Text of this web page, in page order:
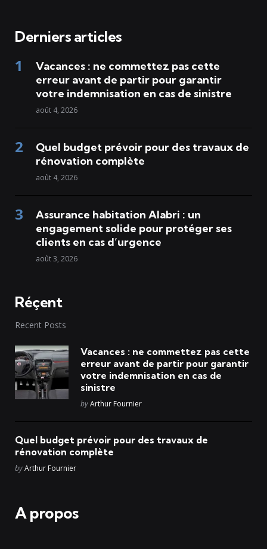
Derniers articles
Vacances : ne commettez pas cette
erreur avant de partir pour garantir
votre indemnisation en cas de sinistre
août 4, 2026
Quel budget prévoir pour des travaux de
rénovation complète
août 4, 2026
Assurance habitation Alabri : un
engagement solide pour protéger ses
clients en cas d’urgence
août 3, 2026
Réçent
Recent Posts
Vacances : ne commettez pas cette
erreur avant de partir pour garantir
votre indemnisation en cas de
sinistre
Posted
byArthur Fournier
Quel budget prévoir pour des travaux de
rénovation complète
Posted
byArthur Fournier
A propos